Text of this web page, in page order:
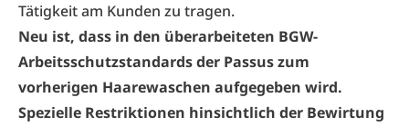
Tätigkeit am Kunden zu tragen.
Neu ist, dass in den überarbeiteten BGW-
Arbeitsschutzstandards der Passus zum
vorherigen Haarewaschen aufgegeben wird.
Spezielle Restriktionen hinsichtlich der Bewirtung